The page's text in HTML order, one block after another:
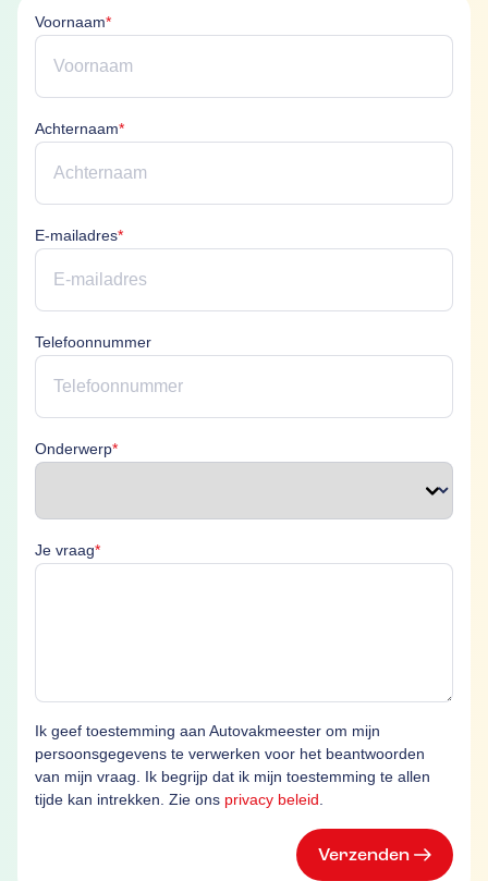
Voornaam*Voornaam is verplicht
Achternaam*Achternaam is verplicht
E-mailadres*E-mailadres is verplicht
Telefoonnummer
Onderwerp*Onderwerp is verplicht
Je vraag*Je vraag is verplicht
Ik geef toestemming aan Autovakmeester om mijn
persoonsgegevens te verwerken voor het beantwoorden
van mijn vraag. Ik begrijp dat ik mijn toestemming te allen
tijde kan intrekken. Zie ons privacy beleid
Verzenden